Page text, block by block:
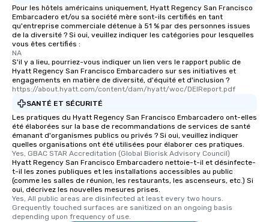
at a typical corporate
a way to try some of
in the city and dive
selected dishes are
high standards to
delight any palate. Tours Available
group experience,
key. Whether you
business hours or
after work, we can
you to provide
needs. Go for as Long or as Short as
scheduling, Lip
Pour les hôtels américains uniquement, Hyatt Regency San Francisco
Embarcadero et/ou sa société mère sont-ils certifiés en tant
qu'entreprise commerciale détenue à 51 % par des personnes issues
de la diversité ? Si oui, veuillez indiquer les catégories pour lesquelles
vous êtes certifiés :
NA
S'il y a lieu, pourriez-vous indiquer un lien vers le rapport public de
Hyatt Regency San Francisco Embarcadero sur ses initiatives et
engagements en matière de diversité, d'équité et d'inclusion ?
https://about.hyatt.com/content/dam/hyatt/woc/DEIReport.pdf
SANTÉ ET SÉCURITÉ
Les pratiques du Hyatt Regency San Francisco Embarcadero ont-elles
été élaborées sur la base de recommandations de services de santé
émanant d'organismes publics ou privés ? Si oui, veuillez indiquer
quelles organisations ont été utilisées pour élaborer ces pratiques.
Yes, GBAC STAR Accreditation (Global Biorisk Advisory Council)
Hyatt Regency San Francisco Embarcadero nettoie-t-il et désinfecte-
t-il les zones publiques et les installations accessibles au public
(comme les salles de réunion, les restaurants, les ascenseurs, etc.) Si
oui, décrivez les nouvelles mesures prises.
Yes, All public areas are disinfected at least every two hours.
Grequently touched surfaces are sanitized on an ongoing basis
depending upon frequency of use.